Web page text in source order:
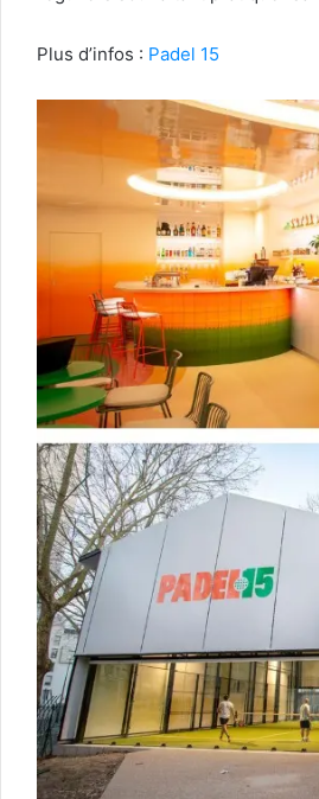
Plus d’infos : Padel 15